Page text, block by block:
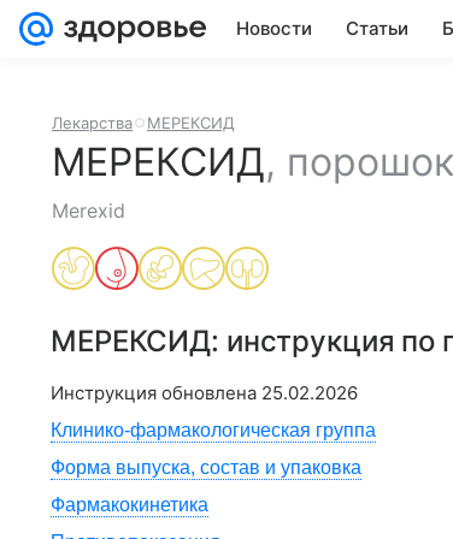
Новости Статьи
Лекарства МЕРЕКСИД
МЕРЕКСИД, порошок
Merexid
МЕРЕКСИД: инструкция
Инструкция обновлена 25.02.2026
Клинико-фармакологическая группа
Форма выпуска, состав и упаковка
Фармакокинетика